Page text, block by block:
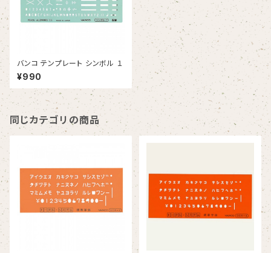
バンコ テンプレート シンボル １
¥990
同じカテゴリの商品